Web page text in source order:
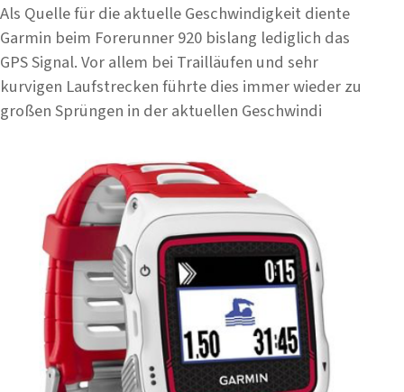
Als Quelle für die aktuelle Geschwindigkeit diente
Garmin beim Forerunner 920 bislang lediglich das
GPS Signal. Vor allem bei Trailläufen und sehr
kurvigen Laufstrecken führte dies immer wieder zu
großen Sprüngen in der aktuellen Geschwindi